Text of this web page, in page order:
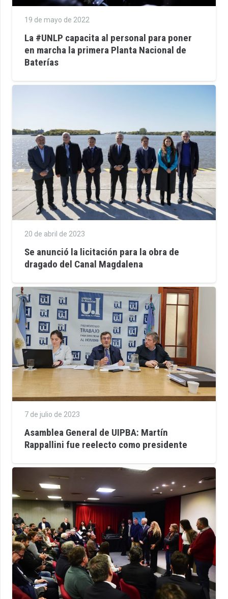
19 de mayo de 2022
La #UNLP capacita al personal para poner
en marcha la primera Planta Nacional de
Baterías
20 de abril de 2023
Se anunció la licitación para la obra de
dragado del Canal Magdalena
7 de julio de 2023
Asamblea General de UIPBA: Martín
Rappallini fue reelecto como presidente